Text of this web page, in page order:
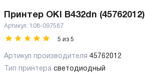
Принтер OKI B432dn (45762012)
Артикул: 108-097587
5 из 5
Артикул производителя 45762012
Тип принтера светодиодный